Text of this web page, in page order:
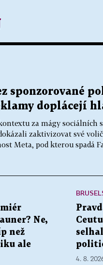
sponzorované
doplácejí
za mágy sociálních
zaktivizovat své
Meta, pod kterou spadá
Ne,
než
ale
4. 8.